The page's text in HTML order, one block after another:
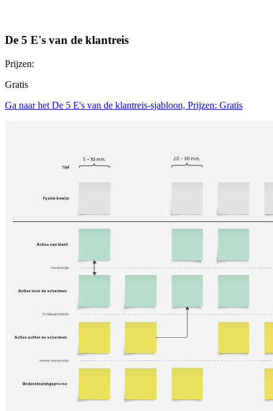
De 5 E's van de klantreis
Prijzen:
Gratis
Ga naar het De 5 E's van de klantreis-sjabloon, Prijzen: Gratis